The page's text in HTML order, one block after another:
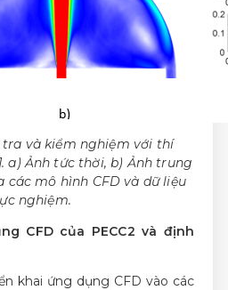
tra và kiểm nghiệm với thí
a) Ảnh tức thời, b) Ảnh trung
các mô hình CFD và dữ liệu
nghiệm.
CFD của PECC2 và định
khai ứng dụng CFD vào các